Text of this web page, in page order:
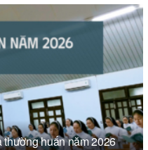
huấn năm 2026